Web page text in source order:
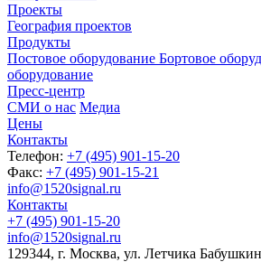
Проекты
География проектов
Продукты
Постовое оборудование Бортовое
оборудование
Пресс-центр
СМИ о нас Медиа
Цены
Контакты
Телефон: +7 (495) 901-15-20
Факс: +7 (495) 901-15-21
info@1520signal.ru
Контакты
+7 (495) 901-15-20
info@1520signal.ru
129344, г. Москва, ул. Летчика